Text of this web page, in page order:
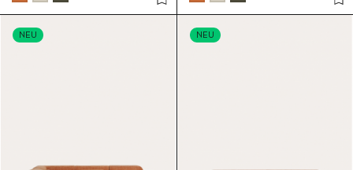
Rhys
NEU NEU